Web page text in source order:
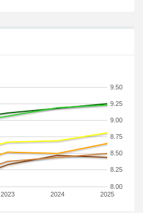
2023 2024 2025
8.00
8.25
8.50
8.75
9.00
9.25
9.50